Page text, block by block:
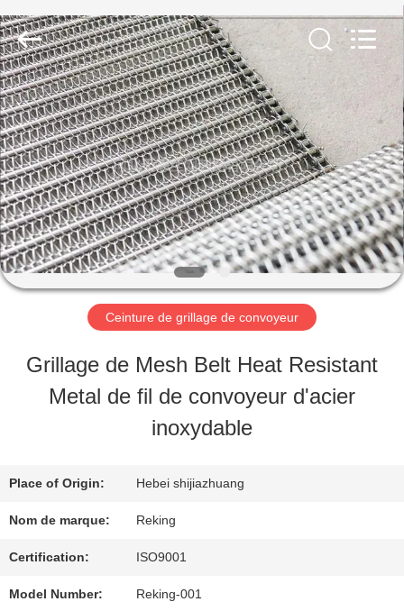
MAISON
PRODUITS
AU
SUJET
VISITE
CONTRÔLE
DE
QUALITÉ
2026
Hebei
Reking
Wire
Mesh
Co.,Ltd.
All
Rights
Reserved.
Ceinture de grillage de convoyeur
Grillage de Mesh Belt Heat Resistant
Metal de fil de convoyeur d'acier
inoxydable
Place of Origin: Hebei shijiazhuang
Nom de marque: Reking
Certification: ISO9001
Model Number: Reking-001